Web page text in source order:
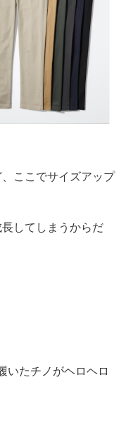
ここでサイズアップ
してしまうからだ
いたチノがヘロヘロ